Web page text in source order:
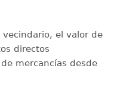
el valor de
directos
mercancías desde